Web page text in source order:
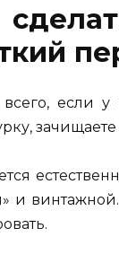
если у
и